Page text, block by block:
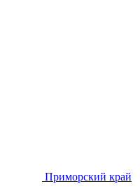
Приморский край